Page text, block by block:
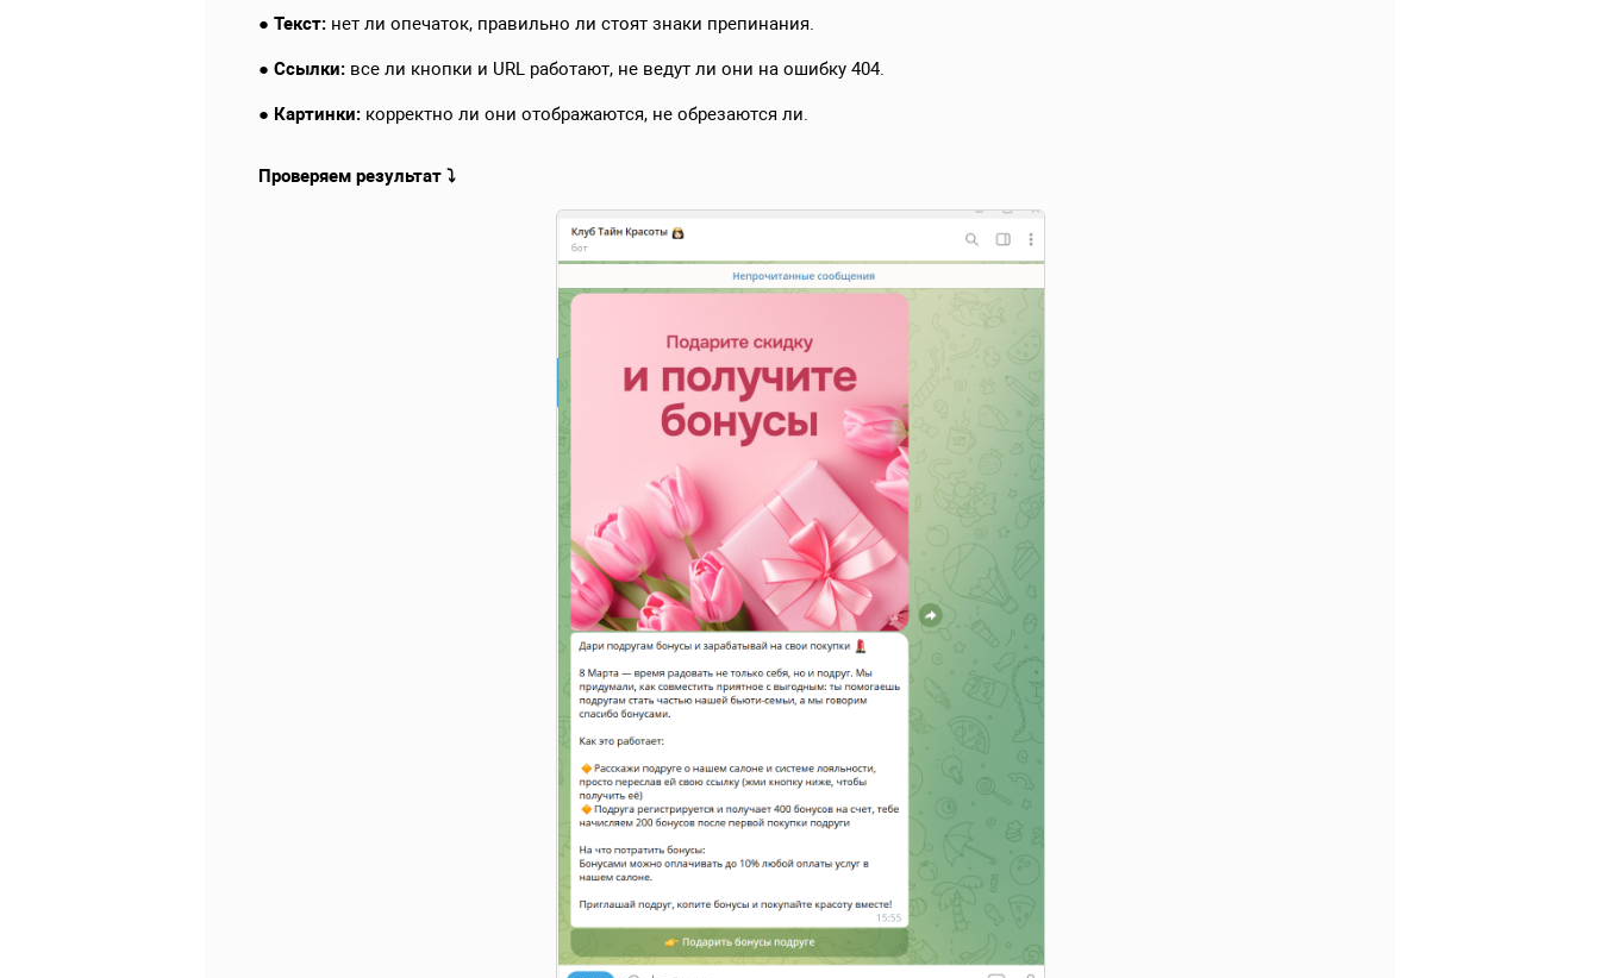
● Текст: нет ли опечаток, правильно ли стоят знаки препинания.
● Ссылки: все ли кнопки и URL работают, не ведут ли они на ошибку 404.
● Картинки: корректно ли они отображаются, не обрезаются ли.
Проверяем результат ⤵️